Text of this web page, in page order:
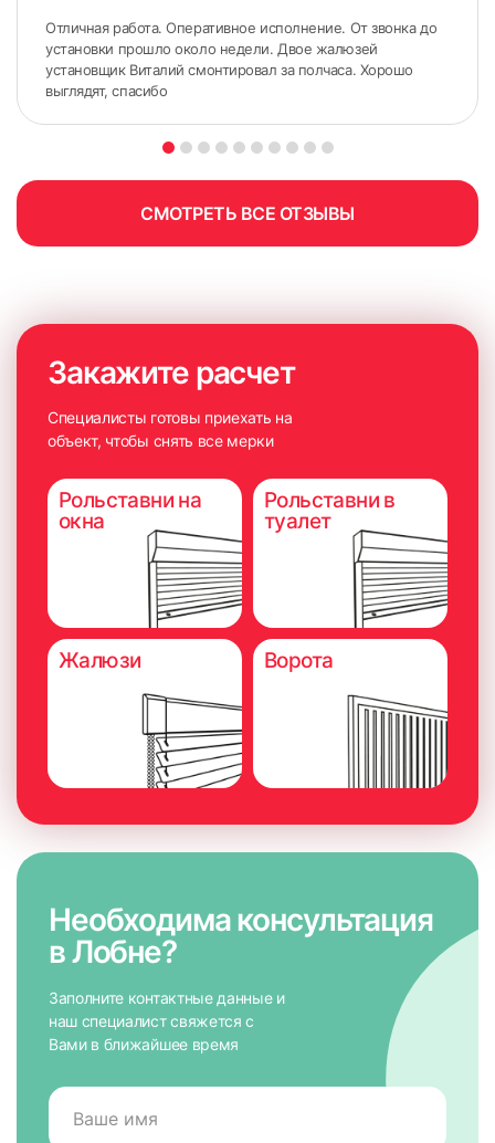
с использованием специального оборудования, но и
продемонстрирует доступные для покупки образцы
изделий. Красивое оформление окна начинается с
правильных замеров.
Отличная работа. Оперативное исполнение. От звонка до
установки прошло около недели. Двое жалюзей
установщик Виталий смонтировал за полчаса. Хорошо
выглядят, спасибо
СМОТРЕТЬ ВСЕ ОТЗЫВЫ
Закажите расчет
Специалисты готовы приехать на
объект, чтобы снять все мерки
Рольставни на
окна
Рольставни в
туалет
Жалюзи Ворота
Необходима консультация
в Лобне?
Заполните контактные данные и
наш специалист свяжется с
Вами в ближайшее время